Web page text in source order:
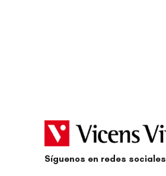
Síguenos en redes sociales